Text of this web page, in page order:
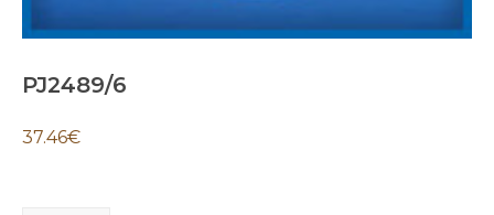
PJ2489/6
37.46€